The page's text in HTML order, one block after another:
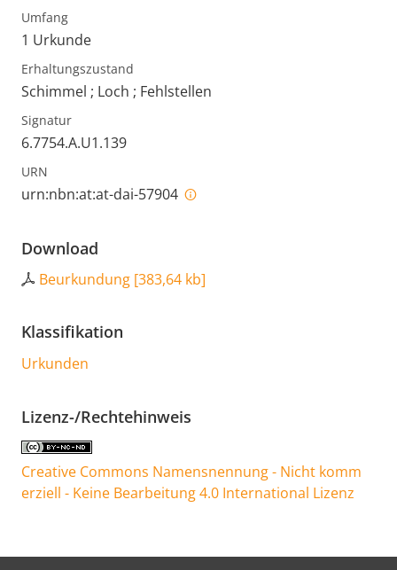
Umfang
1 Urkunde
Erhaltungszustand
Schimmel ; Loch ; Fehlstellen
Signatur
6.7754.A.U1.139
URN
urn:nbn:at:at-dai-57904
Download
Beurkundung [383,64 kb]
Klassifikation
Urkunden
Lizenz-/Rechtehinweis
Creative Commons Namensnennung - Nicht komm
erziell - Keine Bearbeitung 4.0 International Lizenz